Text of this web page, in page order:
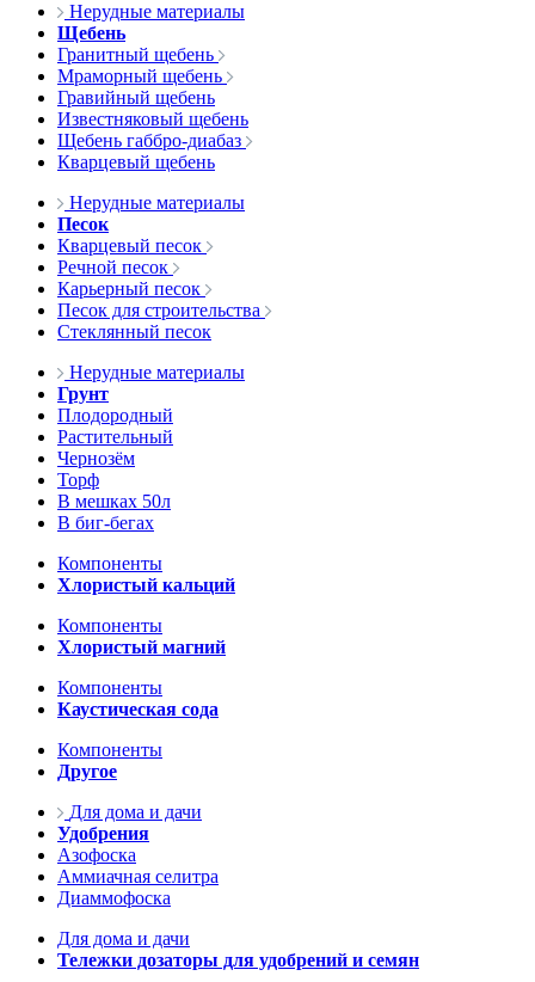
Нерудные материалы
Щебень
Гранитный щебень
Мраморный щебень
Гравийный щебень
Известняковый щебень
Щебень габбро-диабаз
Кварцевый щебень
Нерудные материалы
Песок
Кварцевый песок
Речной песок
Карьерный песок
Песок для строительства
Стеклянный песок
Нерудные материалы
Грунт
Плодородный
Растительный
Чернозём
Торф
В мешках 50л
В биг-бегах
Компоненты
Хлористый кальций
Компоненты
Хлористый магний
Компоненты
Каустическая сода
Компоненты
Другое
Для дома и дачи
Удобрения
Азофоска
Аммиачная селитра
Диаммофоска
Для дома и дачи
Тележки дозаторы для удобрений и семян